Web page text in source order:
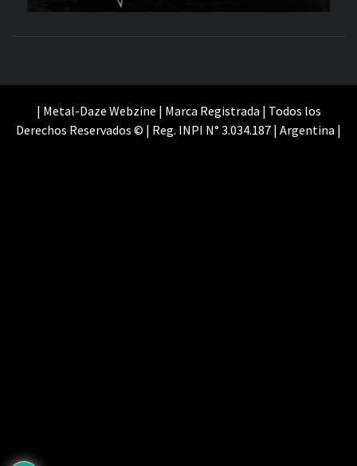
| Metal-Daze Webzine | Marca Registrada | Todos los
Derechos Reservados © | Reg. INPI N° 3.034.187 | Argentina |